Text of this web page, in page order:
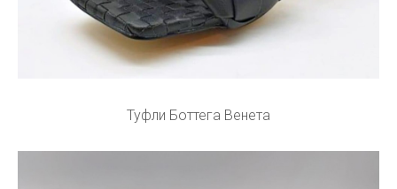
Туфли Боттега Венета